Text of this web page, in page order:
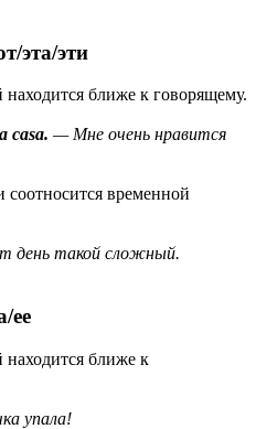
эта/эти
ближе к говорящему.
casa. — Мне очень нравится
временной
день такой сложный.
ее
находится ближе к
упала!